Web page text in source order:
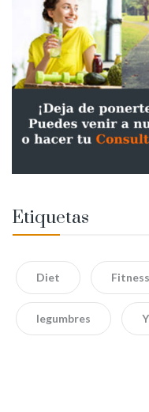
Etiquetas
Diet Fitness
legumbres